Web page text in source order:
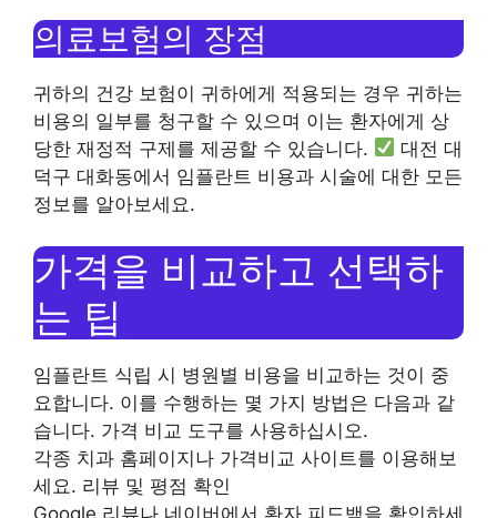
의료보험의 장점
귀하의 건강 보험이 귀하에게 적용되는 경우 귀하는
비용의 일부를 청구할 수 있으며 이는 환자에게 상
당한 재정적 구제를 제공할 수 있습니다.
대전 대
덕구 대화동에서 임플란트 비용과 시술에 대한 모든
정보를 알아보세요.
가격을 비교하고 선택하
는 팁
임플란트 식립 시 병원별 비용을 비교하는 것이 중
요합니다. 이를 수행하는 몇 가지 방법은 다음과 같
습니다. 가격 비교 도구를 사용하십시오.
각종 치과 홈페이지나 가격비교 사이트를 이용해보
세요. 리뷰 및 평점 확인
Google 리뷰나 네이버에서 환자 피드백을 확인하세